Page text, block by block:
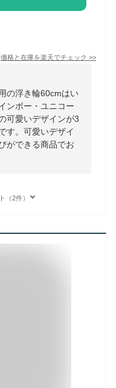
価格と在庫を楽天でチェック >>
の浮き輪60cmはい
ンボー・ユニコー
可愛いデザインが3
す。可愛いデザイ
ができる商品でお
（2件）